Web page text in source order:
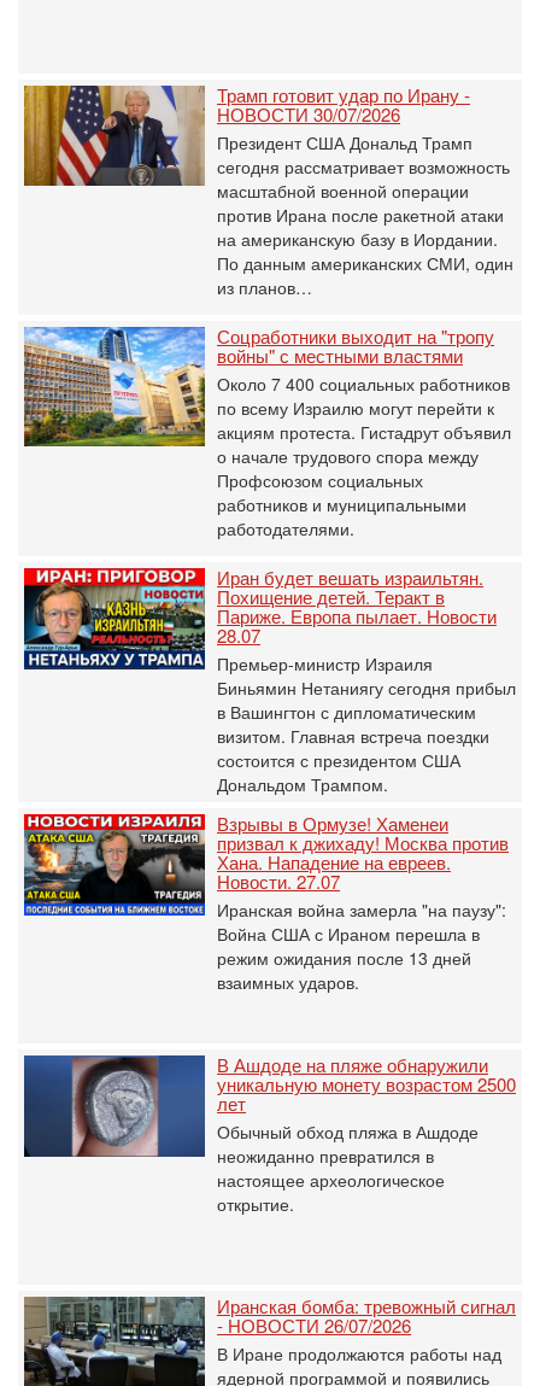
Трамп готовит удар по Ирану -
НОВОСТИ 30/07/2026
Президент США Дональд Трамп
сегодня рассматривает возможность
масштабной военной операции
против Ирана после ракетной атаки
на американскую базу в Иордании.
По данным американских СМИ, один
из планов…
Соцработники выходит на "тропу
войны" с местными властями
Около 7 400 социальных работников
по всему Израилю могут перейти к
акциям протеста. Гистадрут объявил
о начале трудового спора между
Профсоюзом социальных
работников и муниципальными
работодателями.
Иран будет вешать израильтян.
Похищение детей. Теракт в
Париже. Европа пылает. Новости
28.07
Премьер-министр Израиля
Биньямин Нетаниягу сегодня прибыл
в Вашингтон с дипломатическим
визитом. Главная встреча поездки
состоится с президентом США
Дональдом Трампом.
Взрывы в Ормузе! Хаменеи
призвал к джихаду! Москва против
Хана. Нападение на евреев.
Новости. 27.07
Иранская война замерла "на паузу":
Война США с Ираном перешла в
режим ожидания после 13 дней
взаимных ударов.
В Ашдоде на пляже обнаружили
уникальную монету возрастом 2500
лет
Обычный обход пляжа в Ашдоде
неожиданно превратился в
настоящее археологическое
открытие.
Иранская бомба: тревожный сигнал
- НОВОСТИ 26/07/2026
В Иране продолжаются работы над
ядерной программой и появились